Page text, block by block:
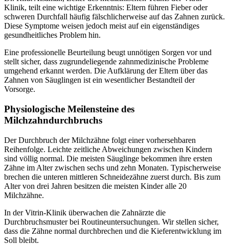
Klinik, teilt eine wichtige Erkenntnis: Eltern führen Fieber oder
schweren Durchfall häufig fälschlicherweise auf das Zahnen zurück.
Diese Symptome weisen jedoch meist auf ein eigenständiges
gesundheitliches Problem hin.
Eine professionelle Beurteilung beugt unnötigen Sorgen vor und
stellt sicher, dass zugrundeliegende zahnmedizinische Probleme
umgehend erkannt werden. Die Aufklärung der Eltern über das
Zahnen von Säuglingen ist ein wesentlicher Bestandteil der
Vorsorge.
Physiologische Meilensteine des
Milchzahndurchbruchs
Der Durchbruch der Milchzähne folgt einer vorhersehbaren
Reihenfolge. Leichte zeitliche Abweichungen zwischen Kindern
sind völlig normal. Die meisten Säuglinge bekommen ihre ersten
Zähne im Alter zwischen sechs und zehn Monaten. Typischerweise
brechen die unteren mittleren Schneidezähne zuerst durch. Bis zum
Alter von drei Jahren besitzen die meisten Kinder alle 20
Milchzähne.
In der Vitrin-Klinik überwachen die Zahnärzte die
Durchbruchsmuster bei Routineuntersuchungen. Wir stellen sicher,
dass die Zähne normal durchbrechen und die Kieferentwicklung im
Soll bleibt.